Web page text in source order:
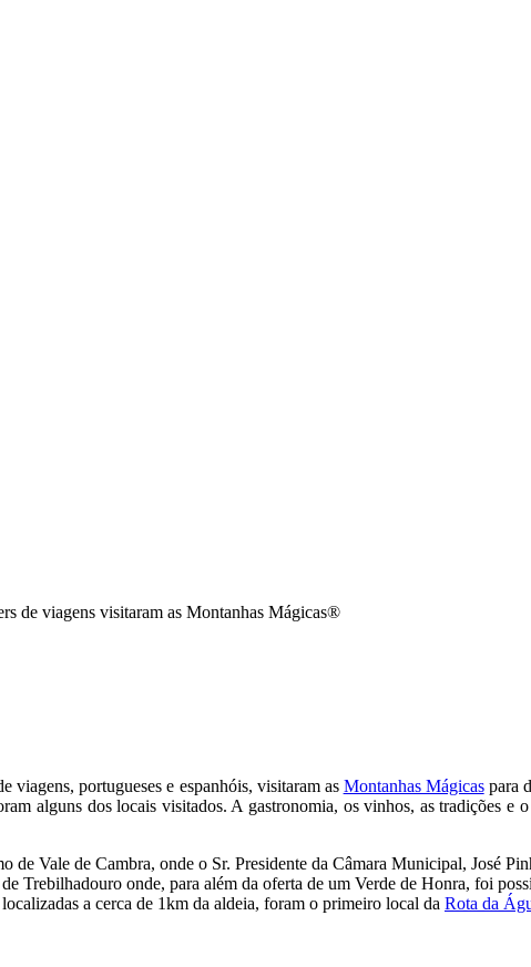
de viagens visitaram as Montanhas Mágicas®
viagens, portugueses e espanhóis, visitaram as Montanhas Mágicaspara
alguns dos locais visitados. A gastronomia, os vinhos, as tradições e
de Vale de Cambra, onde o Sr. Presidente da Câmara Municipal, José
Trebilhadouro onde, para além da oferta de um Verde de Honra, foi
a cerca de 1km da aldeia, foram o primeiro local da Rota da